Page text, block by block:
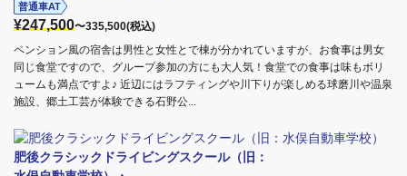
普通車AT
¥247,500〜335,500(税込)
ペンション風の宿舎は男性と女性とで棟が分かれていますが、お食事は男女
同じ食堂ですので、グループ参加の方にも大人気！食堂での食事は味もボリ
ュームも満点ですよ♪ 近辺にはラフティングや川下りが楽しめる球磨川や温泉
施設、郷土工芸が体験できる石野公...
肥後クラシックドライビングスクール（旧：